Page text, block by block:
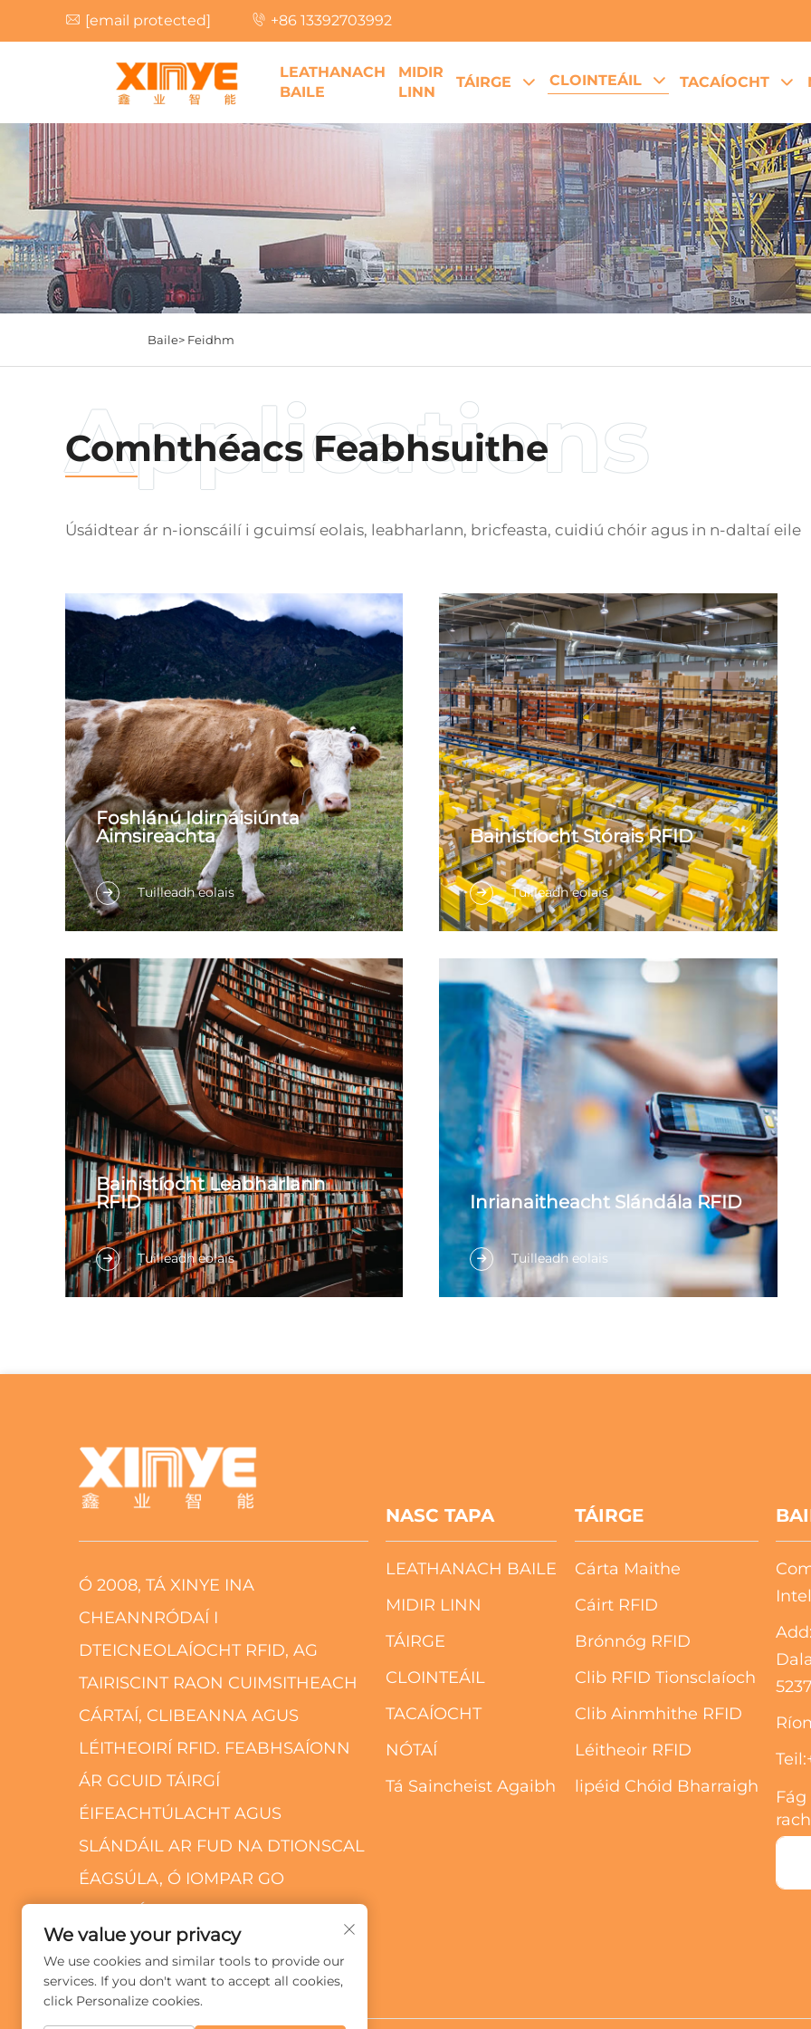
[email protected] +86 13392703992
LEATHANACH
BAILE
MIDIR
LINN
TÁIRGE CLOINTEÁIL TACAÍOCHT
Baile> Feidhm
Comhthéacs Feabhsuithe
Úsáidtear ár n-ionscáilí i gcuimsí eolais, leabharlann, bricfeasta, cuidiú chóir agus in n-daltaí eile
Foshlánú Idirnáisiúnta
Aimsireachta
Rudaí na N-iompósta Bheartasail
Chuimsigh ar faisnéis faoin feabhsuithe
fhréamhach. trasportáil. murtal agus
phríomh-bhutsanna do mhuintir chun
tuiscint ar na scándála is féidir go bhfuil i
gceist saor in aisce agus a bheith ag
glacadh leo ar an am.
Tuilleadh eolais
Bainistíocht Stórais RFID
RFID (Raidio Chearnóg Aitheantais),
aithnítear go coitianta mar "bradán
leictreonach", é sin teicneolaíocht
Tosaíonn sé i bhfadhbhanna aitheantais
obairchumhachtacha trí shígnála raidio
a úsáid chun sonraí córasacha a aithint
go huathoibríoch gan aon chainteoir
inscne a thabhairt isteach agus is ionann
sin le barra códach de chineál rudaí. Tá
na hathruithe seo againn: forbairt den
chineál seo, forbairt den chineál seo,
forbairt den chineál seo.
Tuilleadh eolais
Bainistíocht Leabharlann
RFID
Tá scagán ann don ealaíon agus tá sé
mar phróblám gur cailleadh am beag
den ama ag na leabharlannaí i gcás ordú
Tuilleadh eolais
Inrianaitheacht Slándála RFID
Faisnéis Chur Faoi Ghlas Bhróin Anti-
Fake Cúlra ar Bhainne Tá cuid mhór den
bpróiseas phróiseas bainne ag cur béil ar
Tuilleadh eolais
Ó 2008, TÁ XINYE INA
CHEANNRÓDAÍ I
DTEICNEOLAÍOCHT RFID, AG
TAIRISCINT RAON CUIMSITHEACH
CÁRTAÍ, CLIBEANNA AGUS
LÉITHEOIRÍ RFID. FEABHSAÍONN
ÁR GCUID TÁIRGÍ
ÉIFEACHTÚLACHT AGUS
SLÁNDÁIL AR FUD NA DTIONSCAL
ÉAGSÚLA, Ó IOMPAR GO
MIONDÍOL.
NASC TAPA
LEATHANACH BAILE
MIDIR LINN
TÁIRGE
CLOINTEÁIL
TACAÍOCHT
NÓTAÍ
Tá Saincheist Agaibh
TÁIRGE
Cárta Maithe
Cáirt RFID
Brónnóg RFID
Clib RFID Tionsclaíoch
Clib Ainmhithe RFID
Léitheoir RFID
lipéid Chóid Bharraigh
Teil:
We value your privacy
We use cookies and similar tools to provide our
services. If you don't want to accept all cookies,
click Personalize cookies.